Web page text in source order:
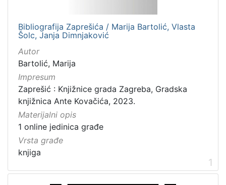
Vrsta
građe
knjiga
Bibliografija Zaprešića / Marija Bartolić, Vlasta
Šolc, Janja Dimnjaković
Autor
Bartolić, Marija
Impresum
Zaprešić : Knjižnice grada Zagreba, Gradska
knjižnica Ante Kovačića, 2023.
Materijalni opis
1 online jedinica građe
Vrsta građe
knjiga
1